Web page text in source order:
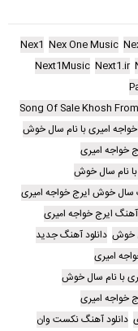
Nex One Music
Nex1
Next1.ir
Next1Music
Song Of Sale Khosh
امیری با نام سال خوش
خواجه امیری
نام سال خوش
خوش ایرج خواجه امیری
آهنگ ایرج خواجه امیری
خوش دانلود آهنگ جدید
امیری
با نام سال خوش
خواجه امیری
دانلود آهنگ نکست وان